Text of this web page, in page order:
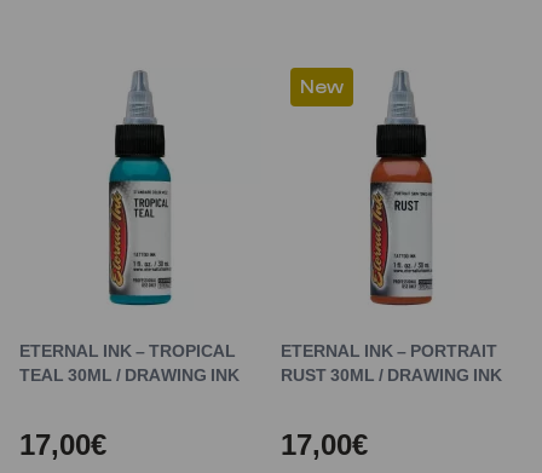
ETERNAL INK – TROPICAL
TEAL 30ML / DRAWING INK
17,00€
New
ETERNAL INK – PORTRAIT
RUST 30ML / DRAWING INK
17,00€